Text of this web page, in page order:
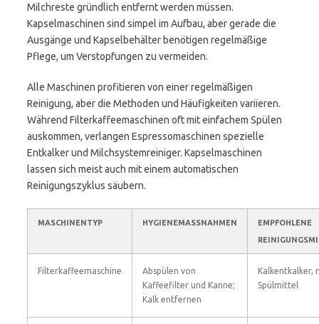
Milchreste gründlich entfernt werden müssen.
Kapselmaschinen sind simpel im Aufbau, aber gerade die
Ausgänge und Kapselbehälter benötigen regelmäßige
Pflege, um Verstopfungen zu vermeiden.
Alle Maschinen profitieren von einer regelmäßigen
Reinigung, aber die Methoden und Häufigkeiten variieren.
Während Filterkaffeemaschinen oft mit einfachem Spülen
auskommen, verlangen Espressomaschinen spezielle
Entkalker und Milchsystemreiniger. Kapselmaschinen
lassen sich meist auch mit einem automatischen
Reinigungszyklus säubern.
MASCHINENTYP HYGIENEMASSNAHMEN
EMPFOHLENE
Filterkaffeemaschine
Abspülen von
Kaffeefilter und Kanne;
Kalk entfernen
Kalkentkalker,
Spülmittel